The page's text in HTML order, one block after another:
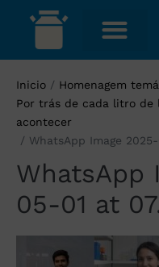
Inicio / Homenagem
Por trás de cada litro
acontecer
/ WhatsApp Image 2025-
WhatsApp
05-01 at